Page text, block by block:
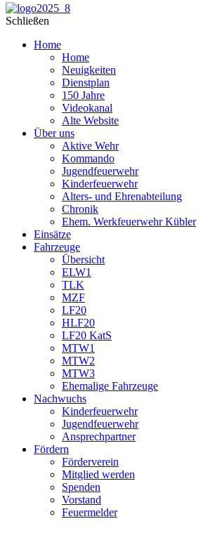
Schließen
Home
Home
Neuigkeiten
Dienstplan
150 Jahre
Videokanal
Alte Website
Über uns
Aktive Wehr
Kommando
Jugendfeuerwehr
Kinderfeuerwehr
Alters- und Ehrenabteilung
Chronik
Ehem. Werkfeuerwehr Kübler
Einsätze
Fahrzeuge
Übersicht
ELW1
TLK
MZF
LF20
HLF20
LF20 KatS
MTW1
MTW2
MTW3
Ehemalige Fahrzeuge
Nachwuchs
Kinderfeuerwehr
Jugendfeuerwehr
Ansprechpartner
Fördern
Förderverein
Mitglied werden
Spenden
Vorstand
Feuermelder